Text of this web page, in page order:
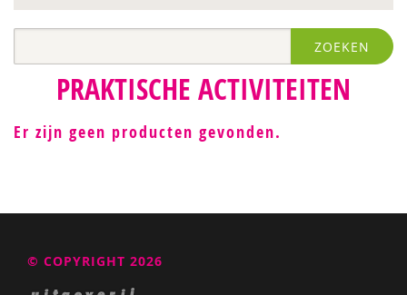
Sabine Plemper
ZOEKEN
PRAKTISCHE ACTIVITEITEN
Er zijn geen producten gevonden.
© COPYRIGHT 2026